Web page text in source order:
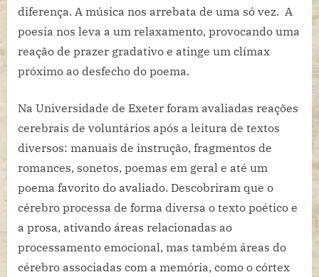
diferença. A música nos arrebata de uma só vez. A
poesia nos leva a um relaxamento, provocando uma
reação de prazer gradativo e atinge um clímax
próximo ao desfecho do poema.
Na Universidade de Exeter foram avaliadas reações
cerebrais de voluntários após a leitura de textos
diversos: manuais de instrução, fragmentos de
romances, sonetos, poemas em geral e até um
poema favorito do avaliado. Descobriram que o
cérebro processa de forma diversa o texto poético e
a prosa, ativando áreas relacionadas ao
processamento emocional, mas também áreas do
cérebro associadas com a memória, como o córtex